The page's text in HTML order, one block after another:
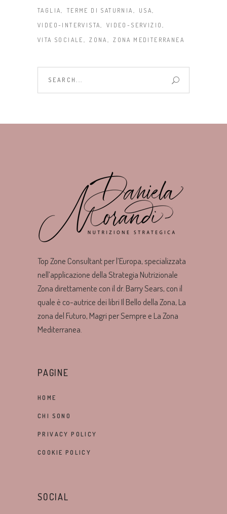
TAGLIA
TERME DI SATURNIA
USA
VIDEO-INTERVISTA
VIDEO-SERVIZIO
VITA SOCIALE
ZONA ZONA MEDITERRANEA
Top Zone Consultant per l’Europa, specializzata
nell’applicazione della Strategia Nutrizionale
Zona direttamente con il dr. Barry Sears, con il
quale è co-autrice dei libri Il Bello della Zona, La
zona del Futuro, Magri per Sempre e La Zona
Mediterranea.
PAGINE
HOME
CHI SONO
PRIVACY POLICY
COOKIE POLICY
SOCIAL